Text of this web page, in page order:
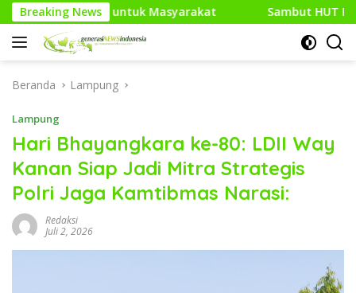
Langsung
ke
konten
Breaking News
Masyarakat Sambut HUT RI Ke-81, Media Generasi
Beranda Lampung
Lampung
Hari Bhayangkara ke-80: LDII Way
Kanan Siap Jadi Mitra Strategis
Polri Jaga Kamtibmas Narasi:
Redaksi
Juli 2, 2026